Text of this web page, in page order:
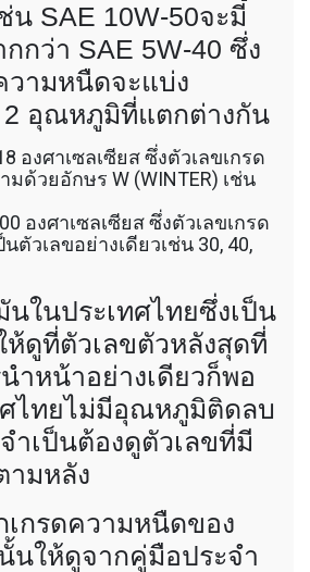
น SAE 10W-50จะมี
กว่า SAE 5W-40 ซึ่ง
วามหนืดจะแบ่ง
2 อุณหภูมิที่แตกต่างกัน
องศาเซลเซียส ซึ่งตัวเลขเกรด
ด้วยอักษร W (WINTER) เช่น
องศาเซลเซียส ซึ่งตัวเลขเกรด
ตัวเลขอย่างเดียวเช่น 30, 40,
นในประเทศไทยซึ่งเป็น
ห้ดูที่ตัวเลขตัวหลังสุดที่
ำหน้าอย่างเดียวก็พอ
ศไทยไม่มีอุณหภูมิติดลบ
ำเป็นต้องดูตัวเลขที่มี
ามหลัง
เกรดความหนืดของ
นให้ดูจากคู่มือประจำ